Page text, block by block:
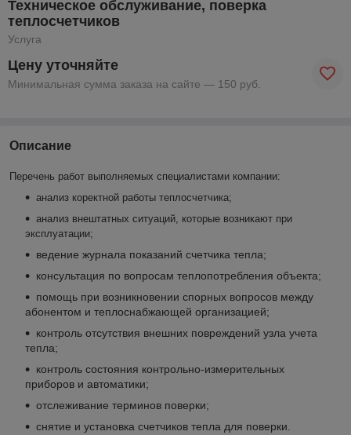
Техническое обслуживание, поверка
теплосчетчиков
Услуга
Цену уточняйте
Минимальная сумма заказа на сайте — 150 руб.
Описание
Перечень работ выполняемых специалистами компании:
анализ коректной работы теплосчетчика;
анализ внештатных ситуаций, которые возникают при
эксплуатации;
ведение журнала показаний счетчика тепла;
консультация по вопросам теплопотребления объекта;
помощь при возникновении спорных вопросов между
абонентом и теплоснабжающей организацией;
контроль отсутствия внешних повреждений узла учета
тепла;
контроль состояния контрольно-измерительных
приборов и автоматики;
отслеживание терминов поверки;
снятие и установка счетчиков тепла для поверки.